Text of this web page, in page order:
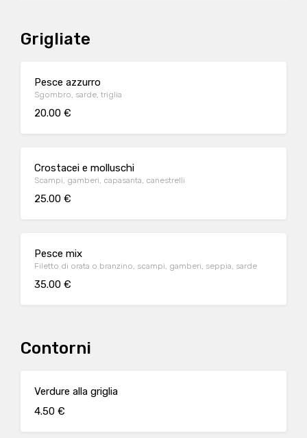
Grigliate
Pesce azzurro
Sgombro, sarde, triglia
20.00 €
Crostacei e molluschi
Scampi, gamberi, capasanta, canestrelli
25.00 €
Pesce mix
Filetto di orata o branzino, scampi, gamberi, seppia, sarde
35.00 €
Contorni
Verdure alla griglia
4.50 €